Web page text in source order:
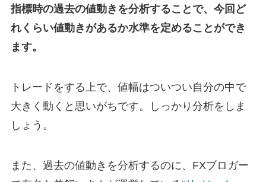
指標時の過去の値動きを分析することで、今回ど
れくらい値動きがあるか水準を定めることができ
ます。
トレードをする上で、値幅はついつい自分の中で
大きく動くと思いがちです。しっかり分析をしま
しょう。
また、過去の値動きを分析するのに、FXブロガー